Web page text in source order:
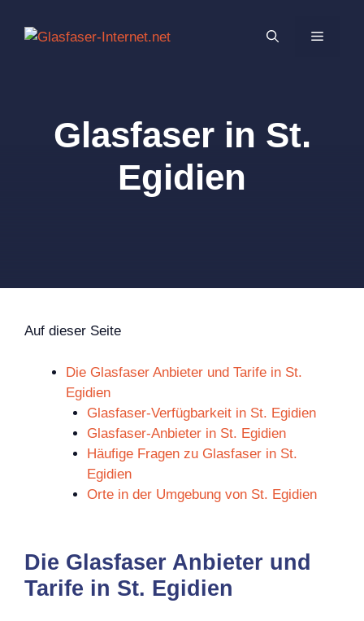
Inhalt
MENÜ
Glasfaser in St.
Egidien
Auf dieser Seite
Die Glasfaser Anbieter und Tarife in St.
Egidien
Glasfaser-Verfügbarkeit in St. Egidien
Glasfaser-Anbieter in St. Egidien
Häufige Fragen zu Glasfaser in St.
Egidien
Orte in der Umgebung von St. Egidien
Die Glasfaser Anbieter und
Tarife in St. Egidien